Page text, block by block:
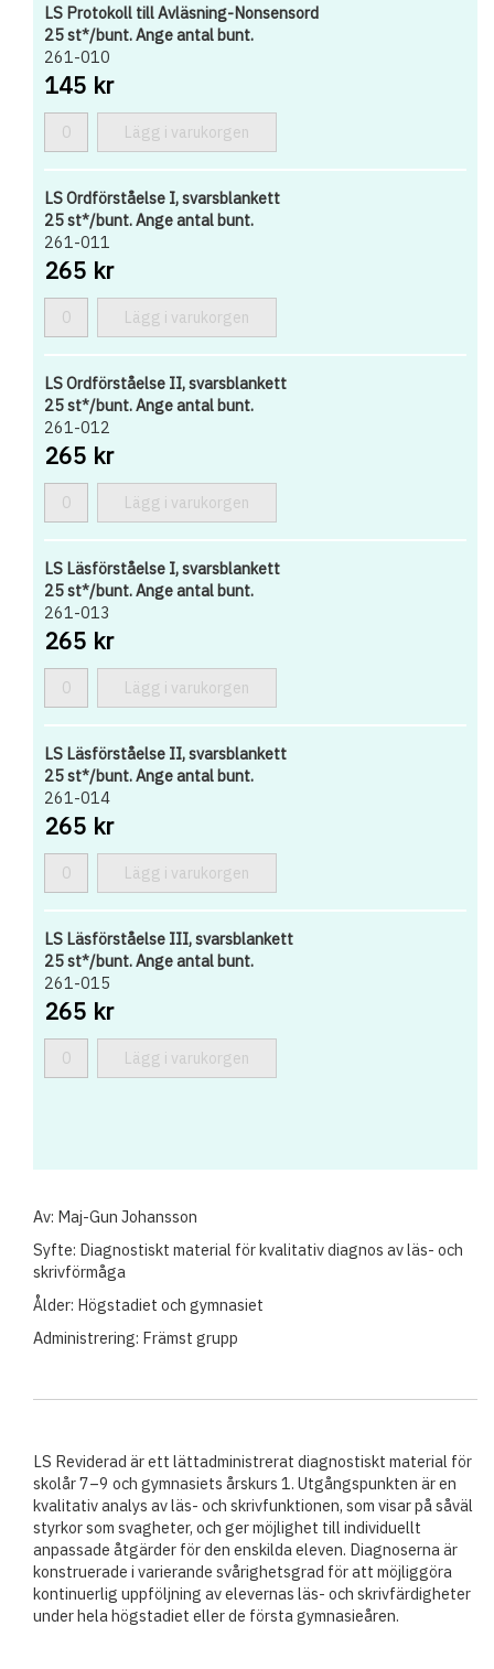
LS Protokoll till Avläsning-Nonsensord
25 st*/bunt. Ange antal bunt.
261-010
145 kr
Lägg i varukorgen
LS Ordförståelse I, svarsblankett
25 st*/bunt. Ange antal bunt.
261-011
265 kr
Lägg i varukorgen
LS Ordförståelse II, svarsblankett
25 st*/bunt. Ange antal bunt.
261-012
265 kr
Lägg i varukorgen
LS Läsförståelse I, svarsblankett
25 st*/bunt. Ange antal bunt.
261-013
265 kr
Lägg i varukorgen
LS Läsförståelse II, svarsblankett
25 st*/bunt. Ange antal bunt.
261-014
265 kr
Lägg i varukorgen
LS Läsförståelse III, svarsblankett
25 st*/bunt. Ange antal bunt.
261-015
265 kr
Lägg i varukorgen
Av: Maj-Gun Johansson
Syfte: Diagnostiskt material för kvalitativ diagnos av läs- och
skrivförmåga
Ålder: Högstadiet och gymnasiet
Administrering: Främst grupp
LS Reviderad är ett lättadministrerat diagnostiskt material för
skolår 7–9 och gymnasiets årskurs 1. Utgångspunkten är en
kvalitativ analys av läs- och skrivfunktionen, som visar på såväl
styrkor som svagheter, och ger möjlighet till individuellt
anpassade åtgärder för den enskilda eleven. Diagnoserna är
konstruerade i varierande svårighetsgrad för att möjliggöra
kontinuerlig uppföljning av elevernas läs- och skrivfärdigheter
under hela högstadiet eller de första gymnasieåren.